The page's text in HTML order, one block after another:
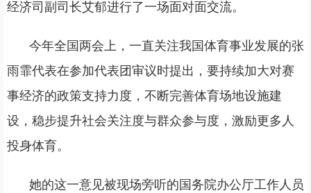
经济司副司长艾郁进行了一场面对面交流。
今年全国两会上，一直关注我国体育事业发展的张
雨霏代表在参加代表团审议时提出，要持续加大对赛
事经济的政策支持力度，不断完善体育场地设施建
设，稳步提升社会关注度与群众参与度，激励更多人
投身体育。
她的这一意见被现场旁听的国务院办公厅工作人员